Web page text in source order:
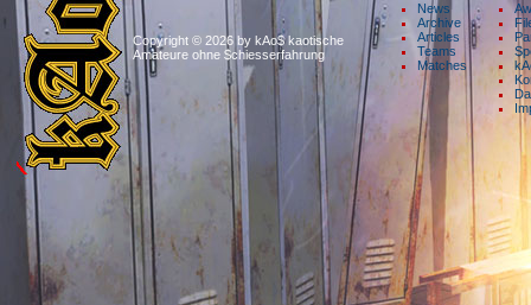
Copyright © 2026 by kAo$ kaotische
Amateure ohne $chiesserfahrung
News
Archive
Articles
Teams
Matches